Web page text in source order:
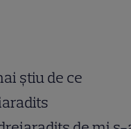
știu de ce